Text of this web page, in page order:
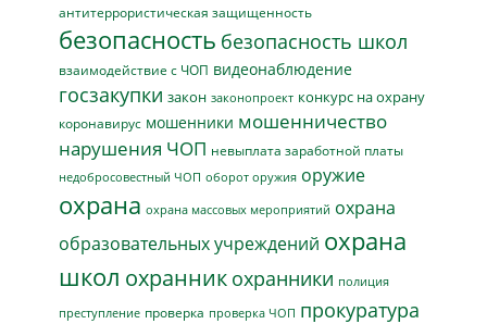
антитеррористическая защищенность
безопасность безопасность школ
взаимодействие с ЧОП видеонаблюдение
госзакупки закон законопроект конкурс на охрану
коронавирус мошенники мошенничество
нарушения ЧОП невыплата заработной платы
недобросовестный ЧОП оборот оружия оружие
охрана охрана массовых мероприятий охрана
образовательных учреждений охрана
школ охранник охранники полиция
преступление проверка проверка ЧОП прокуратура